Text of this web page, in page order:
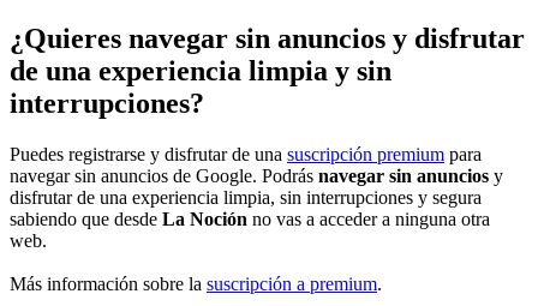
¿Quieres navegar sin anuncios y disfrutar
de una experiencia limpia y sin
interrupciones?
Puedes registrarse y disfrutar de una suscripción premium para
navegar sin anuncios de Google. Podrás navegar sin anuncios y
disfrutar de una experiencia limpia, sin interrupciones y segura
sabiendo que desde La Noción no vas a acceder a ninguna otra
web.
Más información sobre la suscripción a premium.